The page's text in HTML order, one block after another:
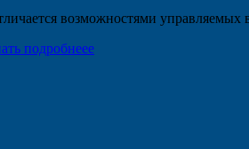
возможностями
подробнеее